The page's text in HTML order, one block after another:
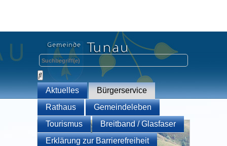
Aktuelles
Bürgerservice
Rathaus
Gemeindeleben
Tourismus
Breitband / Glasfaser
Erklärung zur Barrierefreiheit